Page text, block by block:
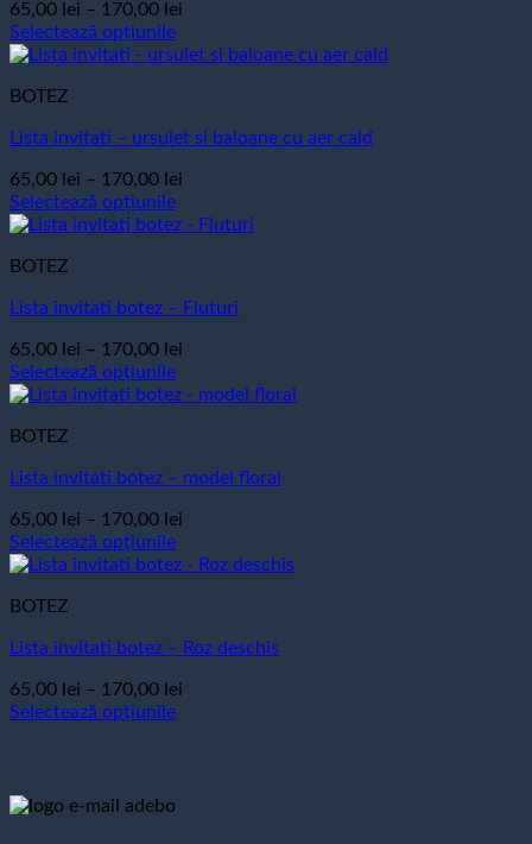
Opțiunile
pot
fi
alese
pagina
65,00 lei – 170,00 lei
prețuri:
170,00 lei
Selectează opțiunile
Acest
are
multe
Opțiunile
pot
fi
alese
pagina
BOTEZ
Lista invitati – ursulet si baloane cu aer cald
65,00 lei – 170,00 lei
prețuri:
170,00 lei
Selectează opțiunile
Acest
are
multe
Opțiunile
pot
fi
alese
pagina
BOTEZ
Lista invitati botez – Fluturi
65,00 lei – 170,00 lei
prețuri:
170,00 lei
Selectează opțiunile
Acest
are
multe
Opțiunile
pot
fi
alese
pagina
BOTEZ
Lista invitati botez – model floral
65,00 lei – 170,00 lei
prețuri:
170,00 lei
Selectează opțiunile
Acest
are
multe
Opțiunile
pot
pagina
BOTEZ
Lista invitati botez – Roz deschis
65,00 lei – 170,00 lei
Selectează opțiunile
mai